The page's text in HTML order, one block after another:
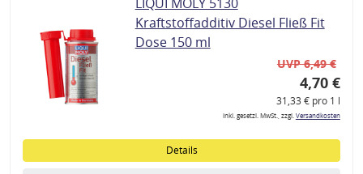
Kraftstoffadditiv Diesel Fließ Fit
Dose 150 ml
UVP 6,49 €
4,70 €
31,33 € pro 1 l
inkl. gesetzl. MwSt., zzgl.Versandkosten
Details